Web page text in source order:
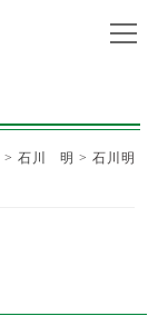
> 石川 明 > 石川明